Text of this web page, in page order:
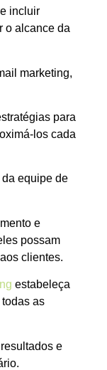
incluir
o alcance da
marketing,
para
los cada
equipe de
e
possam
clientes.
estabeleça
as
e